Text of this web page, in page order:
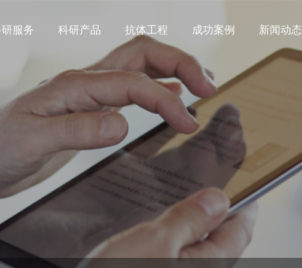
服务 科研产品 抗体工程 成功案例 新闻动态